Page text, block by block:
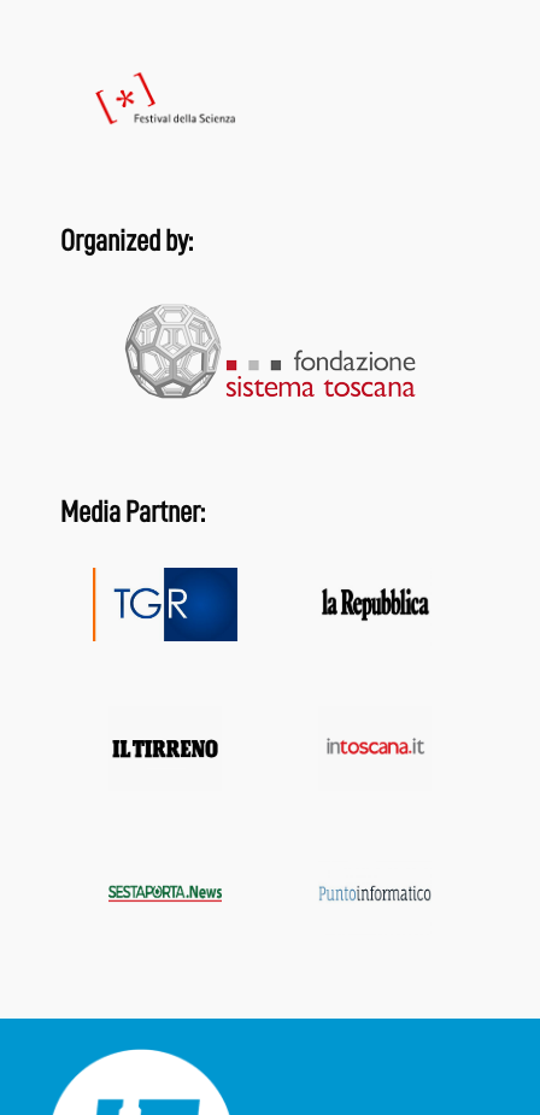
Organized by:
Media Partner: